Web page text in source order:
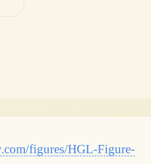
figures/HGL-Figure-